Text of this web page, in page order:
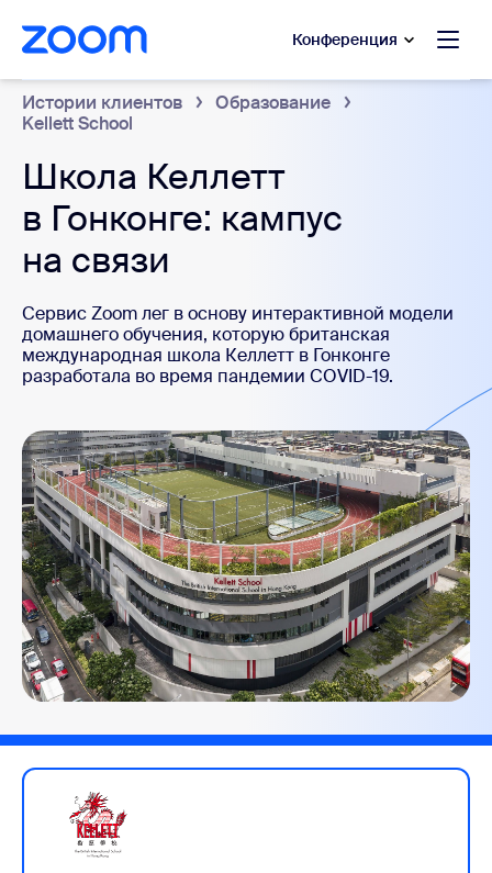
содержанию
в чат помощи Конференция
Истории клиентов
Образование
Kellett School
Школа Келлетт
в Гонконге: кампус
на связи
Сервис Zoom лег в основу интерактивной модели
домашнего обучения, которую британская
международная школа Келлетт в Гонконге
разработала во время пандемии COVID-19.